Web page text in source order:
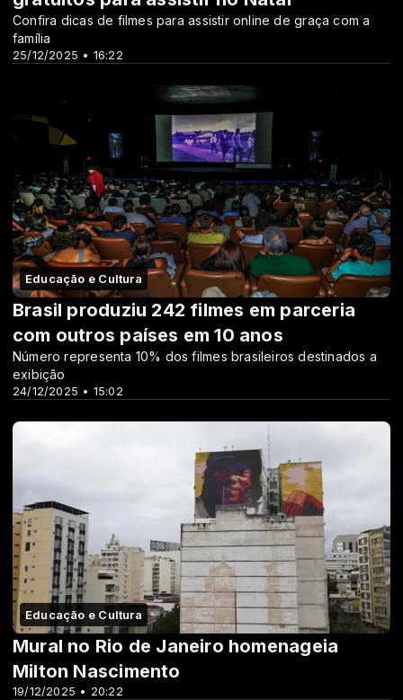
25/12/2025 • 16:22
Confira dicas de filmes para assistir online de graça com a
família
Educação e Cultura
24/12/2025 • 15:02
Brasil produziu 242 filmes em parceria
com outros países em 10 anos
Número representa 10% dos filmes brasileiros destinados a
exibição
Educação e Cultura
19/12/2025 • 20:22
Mural no Rio de Janeiro homenageia
Milton Nascimento